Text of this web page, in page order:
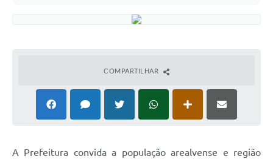
COMPARTILHAR
A Prefeitura convida a população arealvense e região